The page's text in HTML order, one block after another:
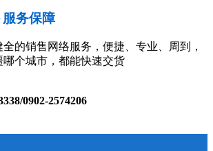
务保障
的销售网络服务，便捷、专业、周到，
哪个城市，都能快速交货
0902-2574206